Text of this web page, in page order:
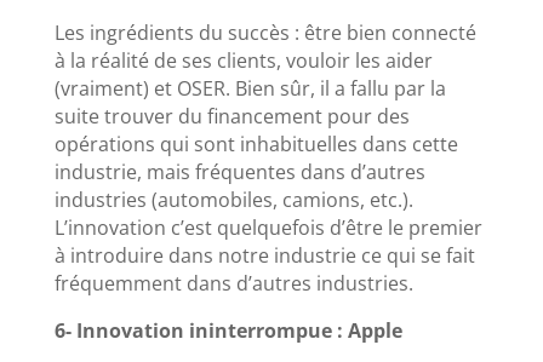
Les ingrédients du succès : être bien connecté
à la réalité de ses clients, vouloir les aider
(vraiment) et OSER. Bien sûr, il a fallu par la
suite trouver du financement pour des
opérations qui sont inhabituelles dans cette
industrie, mais fréquentes dans d’autres
industries (automobiles, camions, etc.).
L’innovation c’est quelquefois d’être le premier
à introduire dans notre industrie ce qui se fait
fréquemment dans d’autres industries.
6- Innovation ininterrompue : Apple